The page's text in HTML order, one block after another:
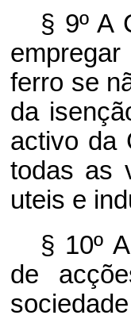
§ 9º A
ferro se
da
activo da
todas as
uteis e
§ 10º
de